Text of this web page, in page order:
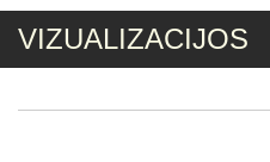
VIZUALIZACIJOS